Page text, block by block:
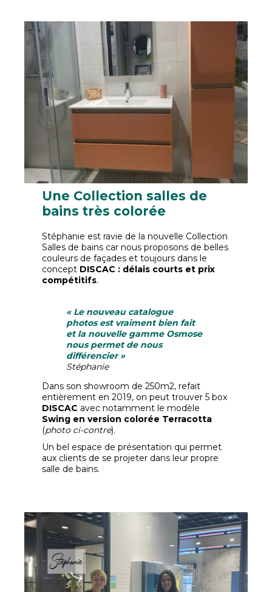
Une Collection salles de
bains très colorée
Stéphanie est ravie de la nouvelle Collection
Salles de bains car nous proposons de belles
couleurs de façades et toujours dans le
concept DISCAC : délais courts et prix
compétitifs.
« Le nouveau catalogue
photos est vraiment bien fait
et la nouvelle gamme Osmose
nous permet de nous
différencier »
Stéphanie
Dans son showroom de 250m2, refait
entièrement en 2019, on peut trouver 5 box
DISCAC avec notamment le modèle
Swing en version colorée Terracotta
(photo ci-contre).
Un bel espace de présentation qui permet
aux clients de se projeter dans leur propre
salle de bains.